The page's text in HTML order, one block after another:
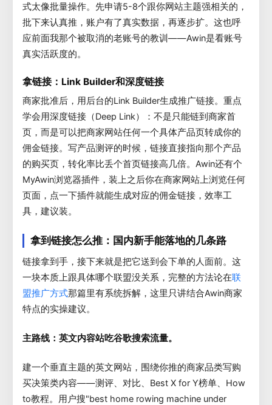
式太像批量操作。先申请5-8个跟你网站主题强相关的，
批下来认真推，账户有了真实数据，再逐步扩。这也呼
应前面我那个被取消的老账号的教训——Awin是看账号
真实活跃度的。
拿链接：Link Builder和深度链接
商家批准后，用后台的Link Builder生成推广链接。重点
学会用深度链接（Deep Link）：不是只能链到商家首
页，而是可以把商家网站任何一个具体产品页转成你的
佣金链接。写产品测评的时候，链接直接指向那个产品
的购买页，转化率比丢个首页链接高几倍。Awin还有个
MyAwin浏览器插件，装上之后你在商家网站上浏览任何
页面，点一下插件就能生成对应的佣金链接，效率工
具，建议装。
拿到链接怎么推：国内新手能落地的几条路
链接拿到手，接下来就是把它送到会下单的人面前。这
一块本质上跟具体哪个联盟没关系，完整的方法论在联
盟推广方式那篇里有系统拆解，这里只讲结合Awin商家
特点的实操建议。
主路线：英文内容站吃谷歌搜索流量。
建一个垂直主题的英文网站，围绕你推的商家品类写购
买决策类内容——测评、对比、Best X for Y榜单、How
to教程。用户搜"best home rowing machine under